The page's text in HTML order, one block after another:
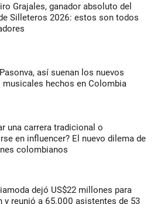
Grajales, ganador absoluto del
Silleteros 2026: estos son todos
así suenan los nuevos
musicales hechos en Colombia
una carrera tradicional o
en influencer? El nuevo dilema de
colombianos
dejó US$22 millones para
y reunió a 65.000 asistentes de 53